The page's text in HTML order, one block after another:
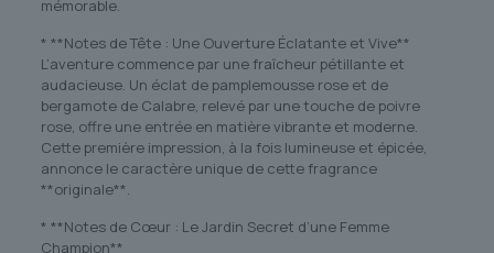
mémorable.
* **Notes de Tête : Une Ouverture Éclatante et Vive**
L’aventure commence par une fraîcheur pétillante et
audacieuse. Un éclat de pamplemousse rose et de
bergamote de Calabre, relevé par une touche de poivre
rose, offre une entrée en matière vibrante et moderne.
Cette première impression, à la fois lumineuse et épicée,
annonce le caractère unique de cette fragrance
**originale**.
* **Notes de Cœur : Le Jardin Secret d’une Femme
Champion**